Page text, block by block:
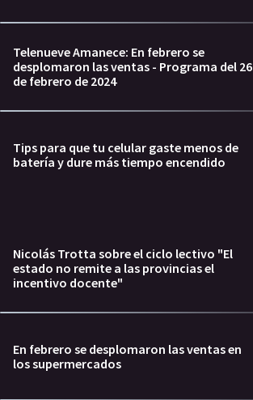
Telenueve Amanece: En febrero se
desplomaron las ventas - Programa del 26
de febrero de 2024
Tips para que tu celular gaste menos de
batería y dure más tiempo encendido
Nicolás Trotta sobre el ciclo lectivo "El
estado no remite a las provincias el
incentivo docente"
En febrero se desplomaron las ventas en
los supermercados